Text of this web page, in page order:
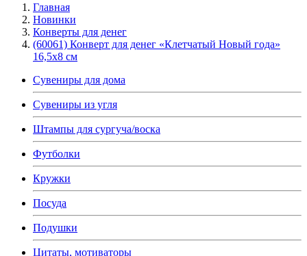
Главная
Новинки
Конверты для денег
(60061) Конверт для денег «Клетчатый Новый года»
16,5х8 см
Сувениры для дома
Сувениры из угля
Штампы для сургуча/воска
Футболки
Кружки
Посуда
Подушки
Цитаты, мотиваторы